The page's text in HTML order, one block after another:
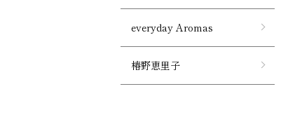
everyday Aromas
椿野恵里子